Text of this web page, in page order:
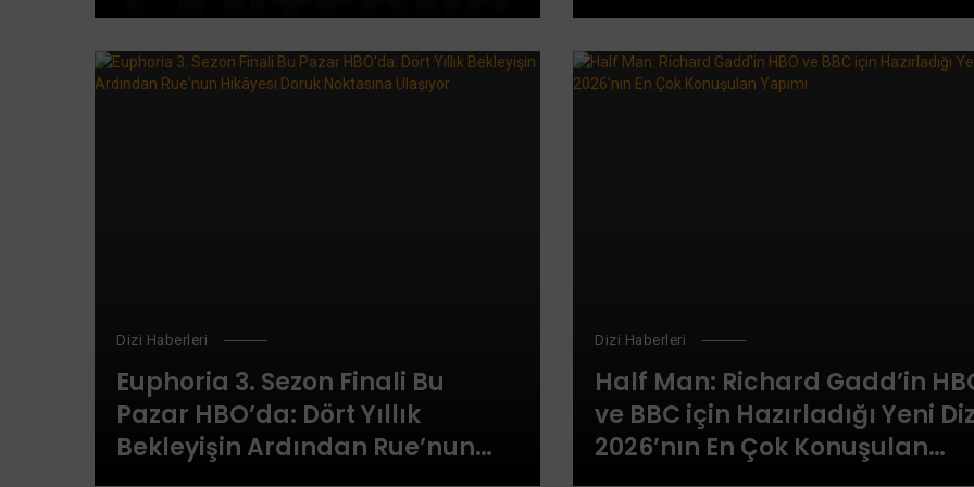
Pierre, Damon Lindelof ve Laura
Linney
Başyapıt Sunuyor
Dizi Haberleri
Euphoria 3. Sezon Finali Bu
Pazar HBO’da: Dört Yıllık
Bekleyişin Ardından Rue’nun
Hikâyesi Doruk Noktasına
Dizi Haberleri
Half Man: Richard Gadd’in
ve BBC için Hazırladığı Yeni
2026’nın En Çok Konuşulan
Yapımı